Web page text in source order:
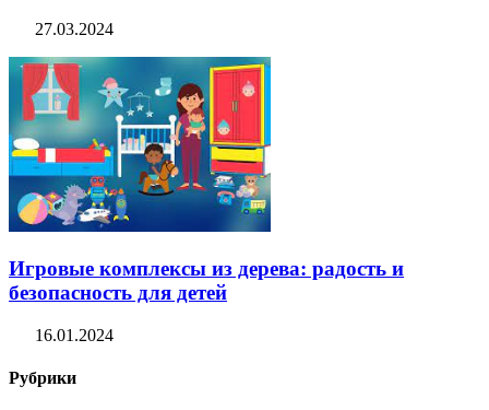
27.03.2024
Игровые комплексы из дерева: радость и
безопасность для детей
16.01.2024
Рубрики